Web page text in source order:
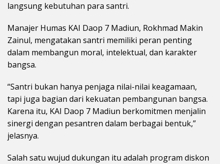
langsung kebutuhan para santri.
Manajer Humas KAI Daop 7 Madiun, Rokhmad Makin
Zainul, mengatakan santri memiliki peran penting
dalam membangun moral, intelektual, dan karakter
bangsa.
“Santri bukan hanya penjaga nilai-nilai keagamaan,
tapi juga bagian dari kekuatan pembangunan bangsa.
Karena itu, KAI Daop 7 Madiun berkomitmen menjalin
sinergi dengan pesantren dalam berbagai bentuk,”
jelasnya.
Salah satu wujud dukungan itu adalah program diskon